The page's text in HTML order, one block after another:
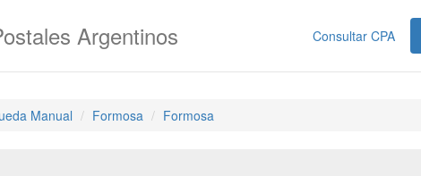
Consultar CPA
Argentinos
Manual Formosa Formosa